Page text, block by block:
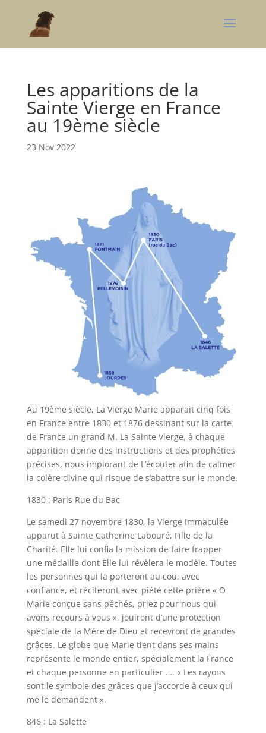
Les apparitions de la
Sainte Vierge en France
au 19ème siècle
23 Nov 2022
Au 19ème siècle, La Vierge Marie apparait cinq fois
en France entre 1830 et 1876 dessinant sur la carte
de France un grand M. La Sainte Vierge, à chaque
apparition donne des instructions et des prophéties
précises, nous implorant de L’écouter afin de calmer
la colère divine qui risque de s’abattre sur le monde.
1830 : Paris Rue du Bac
Le samedi 27 novembre 1830, la Vierge Immaculée
apparut à Sainte Catherine Labouré, Fille de la
Charité. Elle lui confia la mission de faire frapper
une médaille dont Elle lui révèlera le modèle. Toutes
les personnes qui la porteront au cou, avec
confiance, et réciteront avec piété cette prière « O
Marie conçue sans péchés, priez pour nous qui
avons recours à vous », jouiront d’une protection
spéciale de la Mère de Dieu et recevront de grandes
grâces. Le globe que Marie tient dans ses mains
représente le monde entier, spécialement la France
et chaque personne en particulier …. « Les rayons
sont le symbole des grâces que j’accorde à ceux qui
me le demandent ».
846 : La Salette